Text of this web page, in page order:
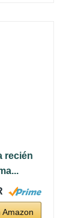
recién
Amazon